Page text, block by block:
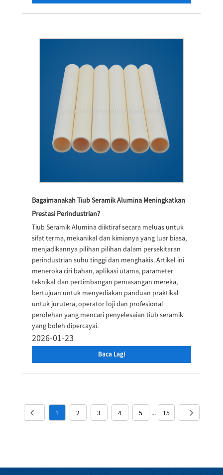
Bagaimanakah Tiub Seramik Alumina Meningkatkan
Prestasi Perindustrian?
Tiub Seramik Alumina diiktiraf secara meluas untuk
sifat terma, mekanikal dan kimianya yang luar biasa,
menjadikannya pilihan pilihan dalam persekitaran
perindustrian suhu tinggi dan menghakis. Artikel ini
meneroka ciri bahan, aplikasi utama, parameter
teknikal dan pertimbangan pemasangan mereka,
bertujuan untuk menyediakan panduan praktikal
untuk jurutera, operator loji dan profesional
perolehan yang mencari penyelesaian tiub seramik
yang boleh dipercayai.
2026-01-23
Baca Lagi
1 2 3 4 5 ... 15